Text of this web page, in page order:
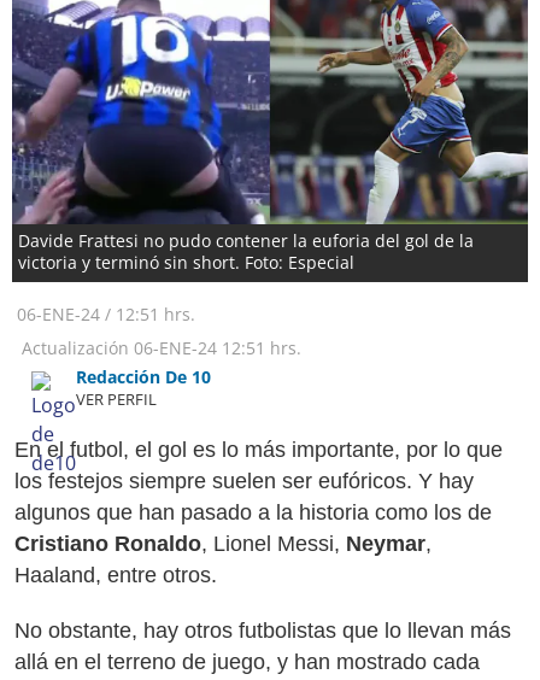
Davide Frattesi no pudo contener la euforia del gol de la
victoria y terminó sin short. Foto: Especial
06-ENE-24 / 12:51 hrs.
Actualización 06-ENE-24 12:51 hrs.
Redacción De 10
VER PERFIL
En el futbol, el gol es lo más importante, por lo que
los festejos siempre suelen ser eufóricos. Y hay
algunos que han pasado a la historia como los de
Cristiano Ronaldo, Lionel Messi, Neymar,
Haaland, entre otros.
No obstante, hay otros futbolistas que lo llevan más
allá en el terreno de juego, y han mostrado cada